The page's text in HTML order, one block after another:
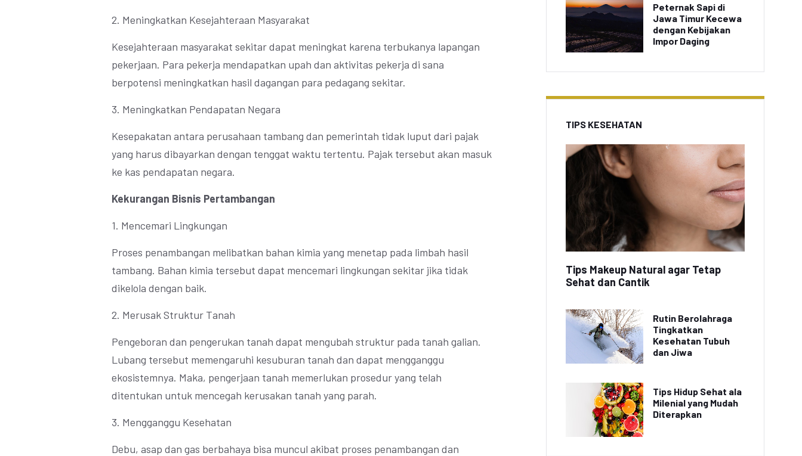
2. Meningkatkan Kesejahteraan Masyarakat
Kesejahteraan masyarakat sekitar dapat meningkat karena terbukanya lapangan
pekerjaan. Para pekerja mendapatkan upah dan aktivitas pekerja di sana
berpotensi meningkatkan hasil dagangan para pedagang sekitar.
3. Meningkatkan Pendapatan Negara
Kesepakatan antara perusahaan tambang dan pemerintah tidak luput dari pajak
yang harus dibayarkan dengan tenggat waktu tertentu. Pajak tersebut akan masuk
ke kas pendapatan negara.
Kekurangan Bisnis Pertambangan
1. Mencemari Lingkungan
Proses penambangan melibatkan bahan kimia yang menetap pada limbah hasil
tambang. Bahan kimia tersebut dapat mencemari lingkungan sekitar jika tidak
dikelola dengan baik.
2. Merusak Struktur Tanah
Pengeboran dan pengerukan tanah dapat mengubah struktur pada tanah galian.
Lubang tersebut memengaruhi kesuburan tanah dan dapat mengganggu
ekosistemnya. Maka, pengerjaan tanah memerlukan prosedur yang telah
ditentukan untuk mencegah kerusakan tanah yang parah.
3. Mengganggu Kesehatan
Debu, asap dan gas berbahaya bisa muncul akibat proses penambangan dan
Peternak Sapi di
Jawa Timur Kecewa
dengan Kebijakan
Impor Daging
TIPS KESEHATAN
Tips Makeup Natural agar Tetap
Sehat dan Cantik
Rutin Berolahraga
Tingkatkan
Kesehatan Tubuh
dan Jiwa
Tips Hidup Sehat ala
Milenial yang Mudah
Diterapkan